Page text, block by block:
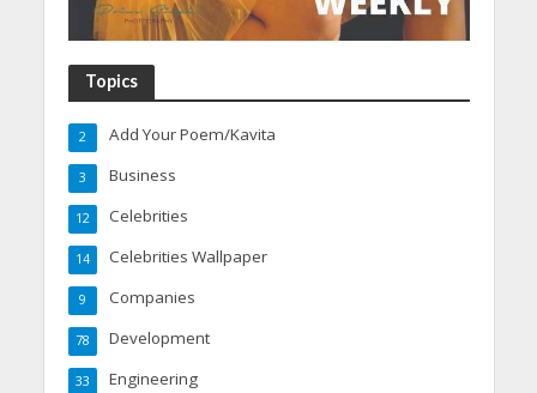
Topics
Add Your Poem/Kavita
2
Business
3
Celebrities
12
Celebrities Wallpaper
14
Companies
9
Development
78
Engineering
33